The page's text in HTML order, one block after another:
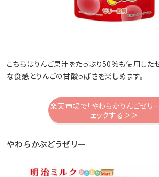
こちらはりんご果汁をたっぷり50％も使用した
な食感とりんごの甘酸っぱさを楽しめます。
楽天市場で「やわらかりんごゼリ
ェックする＞＞
やわらかぶどうゼリー